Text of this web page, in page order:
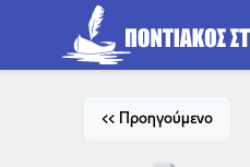
<< Προηγούμενο